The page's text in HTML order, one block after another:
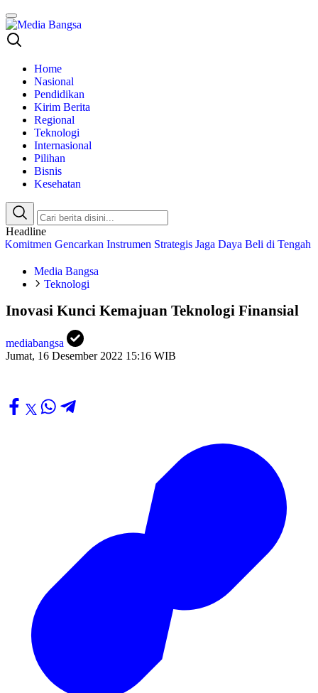
Media Bangsa
Portal Berita Nasional Terpercaya
Home
Nasional
Pendidikan
Kirim Berita
Regional
Teknologi
Internasional
Pilihan
Bisnis
Kesehatan
Headline
Instrumen Strategis Jaga Daya Beli di Tengah
Media Bangsa
Teknologi
Inovasi Kunci Kemajuan Teknologi Finansial
mediabangsa
Jumat, 16 Desember 2022 15:16 WIB